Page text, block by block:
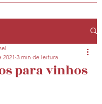
para vinhos
2021 3 min de leitura